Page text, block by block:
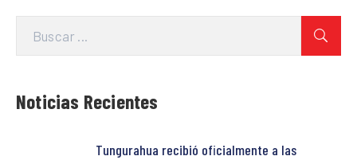
Noticias Recientes
Tungurahua recibió oficialmente a las